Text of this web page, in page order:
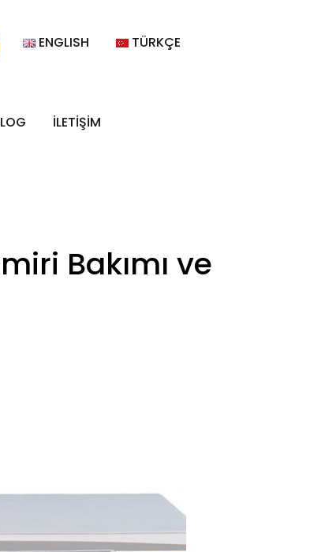
ENGLISH TÜRKÇE
İLETİŞİM
Bakımı ve